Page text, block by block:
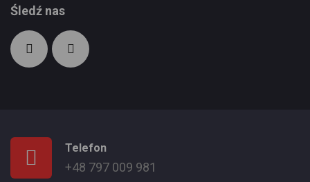
Śledź nas
Telefon
+48 797 009 981